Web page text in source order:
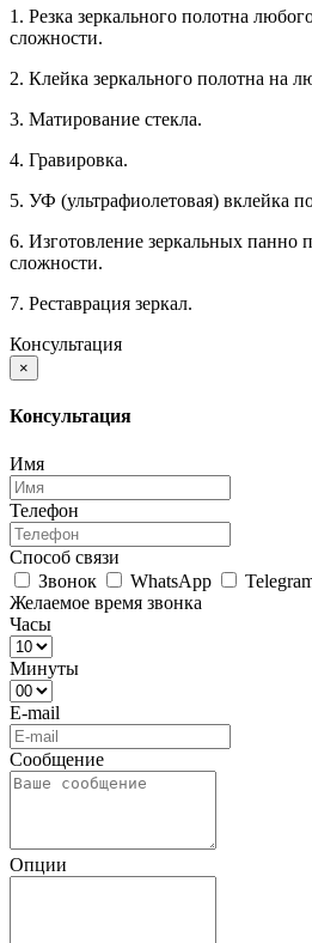
1. Резка зеркального полотна
сложности.
2. Клейка зеркального полотна на
3. Матирование стекла.
4. Гравировка.
5. УФ (ультрафиолетовая) вклейка
6. Изготовление зеркальных панно
сложности.
7. Реставрация зеркал.
Консультация
×
Консультация
Имя
Телефон
Способ связи
Звонок
WhatsApp
Желаемое время звонка
Часы
Минуты
E-mail
Сообщение
Опции